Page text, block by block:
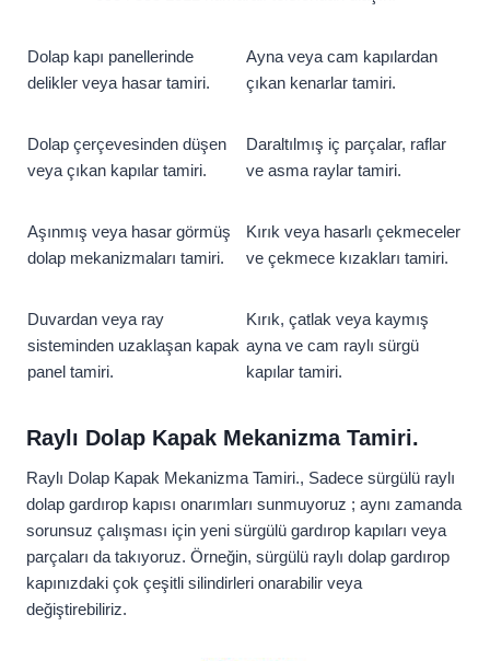
Dolap kapı panellerinde
delikler veya hasar tamiri.
Dolap çerçevesinden düşen
veya çıkan kapılar tamiri.
Aşınmış veya hasar görmüş
dolap mekanizmaları tamiri.
Duvardan veya ray
sisteminden uzaklaşan kapak
panel tamiri.
Ayna veya cam kapılardan
çıkan kenarlar tamiri.
Daraltılmış iç parçalar, raflar
ve asma raylar tamiri.
Kırık veya hasarlı çekmeceler
ve çekmece kızakları tamiri.
Kırık, çatlak veya kaymış
ayna ve cam raylı sürgü
kapılar tamiri.
Raylı Dolap Kapak Mekanizma Tamiri.
Raylı Dolap Kapak Mekanizma Tamiri., Sadece sürgülü raylı
dolap gardırop kapısı onarımları sunmuyoruz ; aynı zamanda
sorunsuz çalışması için yeni sürgülü gardırop kapıları veya
parçaları da takıyoruz. Örneğin, sürgülü raylı dolap gardırop
kapınızdaki çok çeşitli silindirleri onarabilir veya
değiştirebiliriz.